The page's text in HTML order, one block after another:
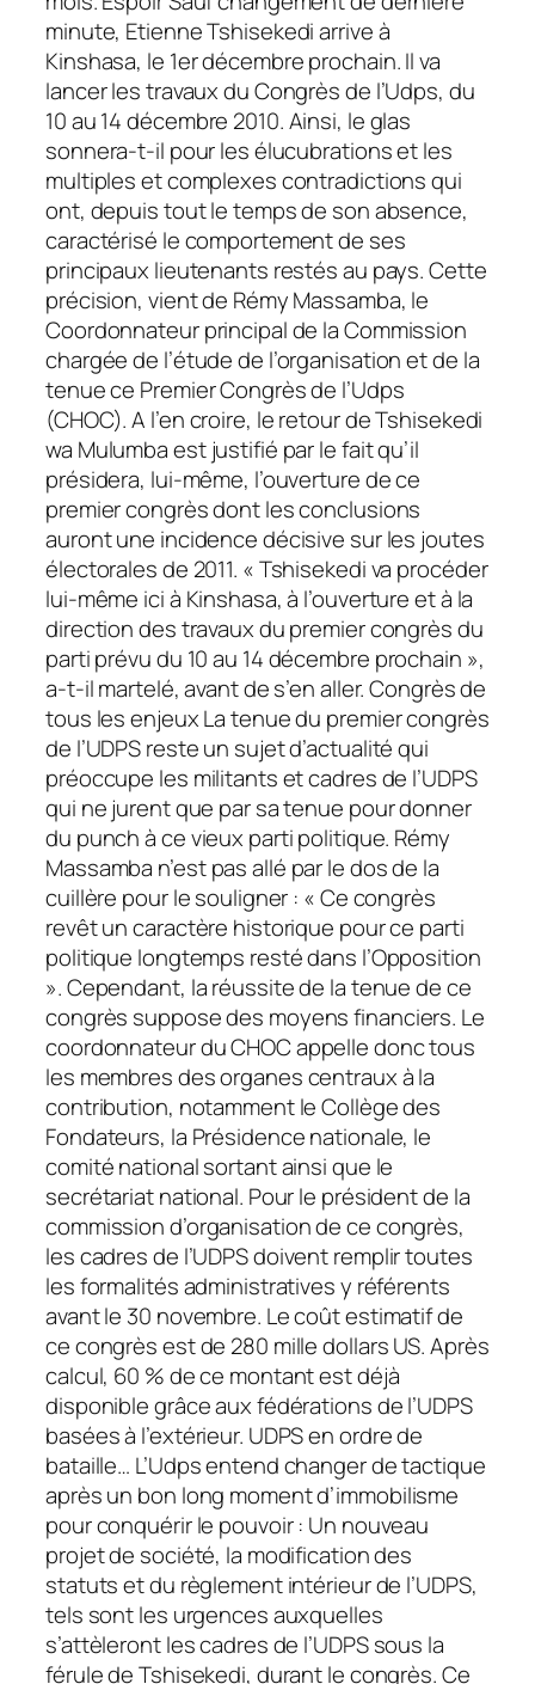
minute, Etienne Tshisekedi arrive à
Kinshasa, le 1er décembre prochain. Il va
lancer les travaux du Congrès de l’Udps, du
10 au 14 décembre 2010. Ainsi, le glas
sonnera-t-il pour les élucubrations et les
multiples et complexes contradictions qui
ont, depuis tout le temps de son absence,
caractérisé le comportement de ses
principaux lieutenants restés au pays. Cette
précision, vient de Rémy Massamba, le
Coordonnateur principal de la Commission
chargée de l’étude de l’organisation et de la
tenue ce Premier Congrès de l’Udps
(CHOC). A l’en croire, le retour de Tshisekedi
wa Mulumba est justifié par le fait qu’il
présidera, lui-même, l’ouverture de ce
premier congrès dont les conclusions
auront une incidence décisive sur les joutes
électorales de 2011. « Tshisekedi va procéder
lui-même ici à Kinshasa, à l’ouverture et à la
direction des travaux du premier congrès du
parti prévu du 10 au 14 décembre prochain »,
a-t-il martelé, avant de s’en aller. Congrès de
tous les enjeux La tenue du premier congrès
de l’UDPS reste un sujet d’actualité qui
préoccupe les militants et cadres de l’UDPS
qui ne jurent que par sa tenue pour donner
du punch à ce vieux parti politique. Rémy
Massamba n’est pas allé par le dos de la
cuillère pour le souligner : « Ce congrès
revêt un caractère historique pour ce parti
politique longtemps resté dans l’Opposition
». Cependant, la réussite de la tenue de ce
congrès suppose des moyens financiers. Le
coordonnateur du CHOC appelle donc tous
les membres des organes centraux à la
contribution, notamment le Collège des
Fondateurs, la Présidence nationale, le
comité national sortant ainsi que le
secrétariat national. Pour le président de la
commission d’organisation de ce congrès,
les cadres de l’UDPS doivent remplir toutes
les formalités administratives y référents
avant le 30 novembre. Le coût estimatif de
ce congrès est de 280 mille dollars US. Après
calcul, 60 % de ce montant est déjà
disponible grâce aux fédérations de l’UDPS
basées à l’extérieur. UDPS en ordre de
bataille… L’Udps entend changer de tactique
après un bon long moment d’immobilisme
pour conquérir le pouvoir : Un nouveau
projet de société, la modification des
statuts et du règlement intérieur de l’UDPS,
tels sont les urgences auxquelles
s’attèleront les cadres de l’UDPS sous la
férule de Tshisekedi, durant le congrès. Ce